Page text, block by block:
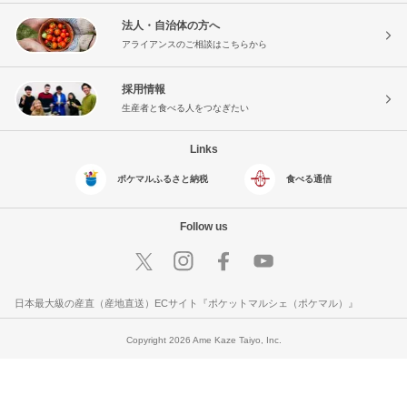
法人・自治体の方へ
アライアンスのご相談はこちらから
採用情報
生産者と食べる人をつなぎたい
Links
ポケマルふるさと納税 食べる通信
Follow us
日本最大級の産直（産地直送）ECサイト『ポケットマルシェ（ポケマル）』
Copyright 2026 Ame Kaze Taiyo, Inc.